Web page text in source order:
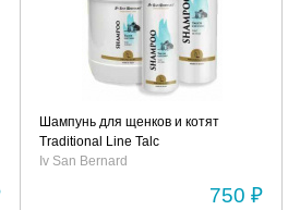
Шампунь для щенков и котят
Traditional Line Talc
Iv San Bernard
750 ₽